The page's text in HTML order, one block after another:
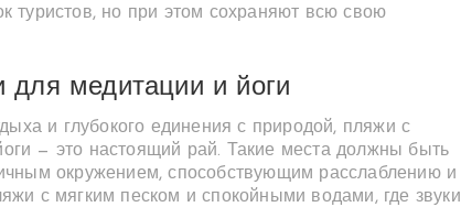
туристов, но при этом сохраняют всю свою
медитации и йоги
и глубокого единения с природой, пляжи с
— это настоящий рай. Такие места должны быть
окружением, способствующим расслаблению и
с мягким песком и спокойными водами, где звуки